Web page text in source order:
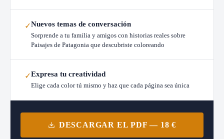
✓Nuevos temas de conversación
Sorprende a tu familia y amigos con historias reales sobre
Paisajes de Patagonia que descubriste coloreando
✓Expresa tu creatividad
Elige cada color tú mismo y haz que cada página sea única
DESCARGAR EL PDF — 18 €